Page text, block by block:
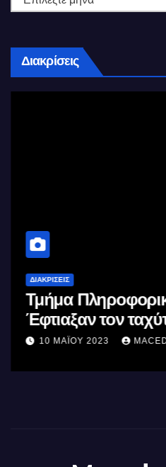
Διακρίσεις
ΔΙΑΚΡΊΣΕΙΣ
Τμήμα
Έφτιαξαν τον
επεξεργαστή AI
10 ΜΑΪ́ΟΥ 2023